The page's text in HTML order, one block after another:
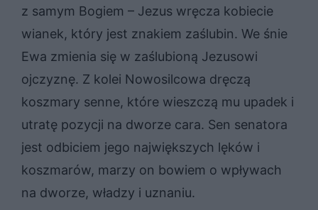
z samym Bogiem – Jezus wręcza kobiecie
wianek, który jest znakiem zaślubin. We śnie
Ewa zmienia się w zaślubioną Jezusowi
ojczyznę. Z kolei Nowosilcowa dręczą
koszmary senne, które wieszczą mu upadek i
utratę pozycji na dworze cara. Sen senatora
jest odbiciem jego największych lęków i
koszmarów, marzy on bowiem o wpływach
na dworze, władzy i uznaniu.